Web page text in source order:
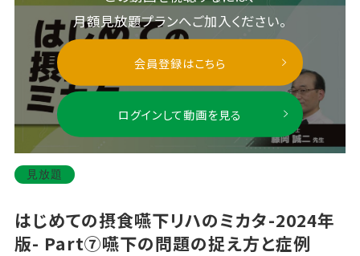
月額見放題プランへご加入ください。
会員登録はこちら
ログインして動画を見る
見放題
はじめての摂食嚥下リハのミカタ-2024年
版- Part⑦嚥下の問題の捉え方と症例